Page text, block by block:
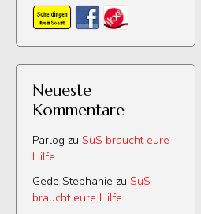
Neueste
Kommentare
Parlog zu SuS braucht eure
Hilfe
Gede Stephanie zu SuS
braucht eure Hilfe